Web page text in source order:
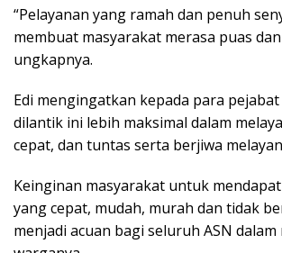
“Pelayanan yang ramah dan penuh
membuat masyarakat merasa puas
ungkapnya.
Edi mengingatkan kepada para
dilantik ini lebih maksimal dalam
cepat, dan tuntas serta berjiwa
Keinginan masyarakat untuk
yang cepat, mudah, murah dan tidak
menjadi acuan bagi seluruh ASN dalam